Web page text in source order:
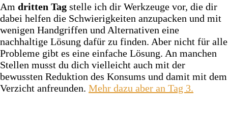
Am dritten Tag stelle ich dir Werkzeuge vor, die dir
dabei helfen die Schwierigkeiten anzupacken und mit
wenigen Handgriffen und Alternativen eine
nachhaltige Lösung dafür zu finden. Aber nicht für alle
Probleme gibt es eine einfache Lösung. An manchen
Stellen musst du dich vielleicht auch mit der
bewussten Reduktion des Konsums und damit mit dem
Verzicht anfreunden. Mehr dazu aber an Tag 3.